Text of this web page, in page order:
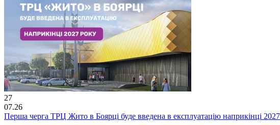
27
07.26
Перша черга ТРЦ Жито в Боярці буде введена в експлуатацію наприкінці